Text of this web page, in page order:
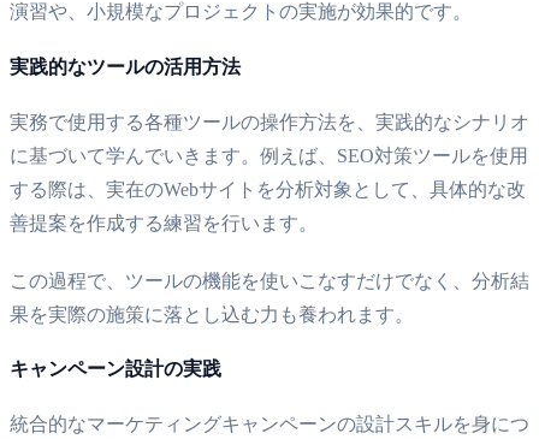
演習や、小規模なプロジェクトの実施が効果的です。
実践的なツールの活用方法
実務で使用する各種ツールの操作方法を、実践的なシナリオ
に基づいて学んでいきます。例えば、SEO対策ツールを使用
する際は、実在のWebサイトを分析対象として、具体的な改
善提案を作成する練習を行います。
この過程で、ツールの機能を使いこなすだけでなく、分析結
果を実際の施策に落とし込む力も養われます。
キャンペーン設計の実践
統合的なマーケティングキャンペーンの設計スキルを身につ